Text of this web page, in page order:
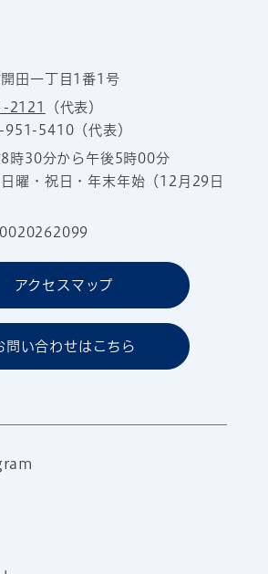
田一丁目1番1号
2121
（代表）
5410（代表）
8時30分から午後5時00分
曜・祝日・年末年始（12月29日
アクセスマップ
問い合わせはこちら